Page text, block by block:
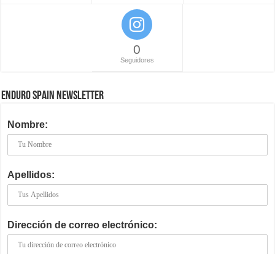
0
Seguidores
ENDURO SPAIN NEWSLETTER
Nombre:
Apellidos:
Dirección de correo electrónico: